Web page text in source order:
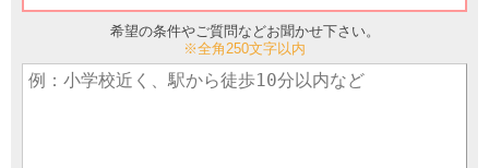
希望の条件やご質問などお聞かせ下さい。
※全角250文字以内